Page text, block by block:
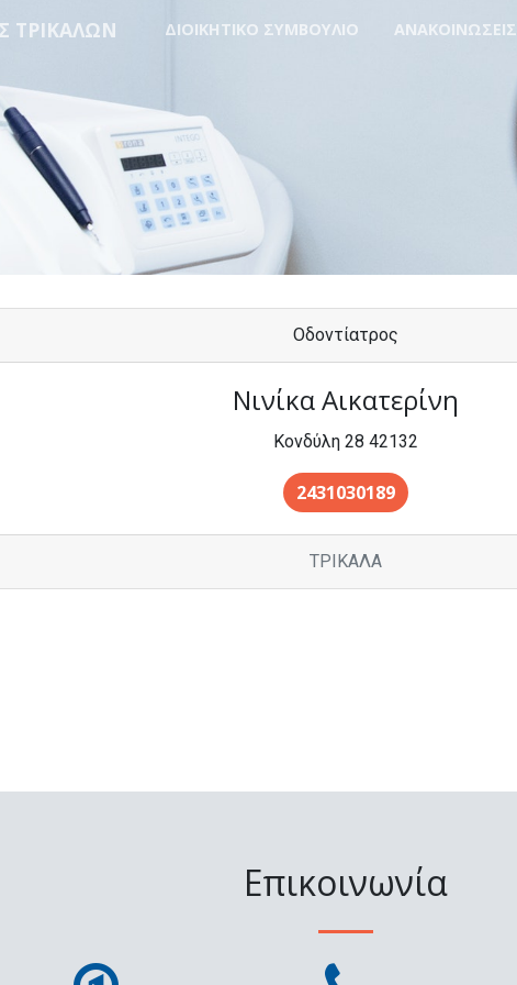
ΤΡΙΚΑΛΩΝ ΔΙΟΙΚΗΤΙΚΟ ΣΥΜΒΟΥΛΙΟ ΑΝΑΚΟΙΝΩΣΕΙΣ
Οδοντίατρος
Νινίκα Αικατερίνη
Κονδύλη 28 42132
2431030189
ΤΡΙΚΑΛΑ
Επικοινωνία